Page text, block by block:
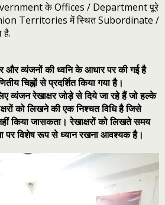
के Offices / Department पूरे
Territories में स्थित Subordinate /
है.
और व्‍यंजनों की ध्‍वनि के आधार पर की गई है
चिह्नों से प्रदर्शित किया गया है।
व्‍यंजन रेखाक्षर जोड़े से दिये जा रहे हैं जो हल्‍के
को लिखने की एक निश्‍चत विधि है जिसे
किया जासकता। रेखाक्षरों को लिखते समय
पर विशेष रूप से ध्‍यान रखना आवश्‍यक है।